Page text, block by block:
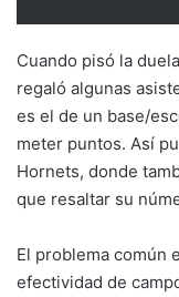
Cuando pisó la
regaló algunas
es el de un base/
meter puntos. Así
Hornets, donde
que resaltar su
El problema común
efectividad de